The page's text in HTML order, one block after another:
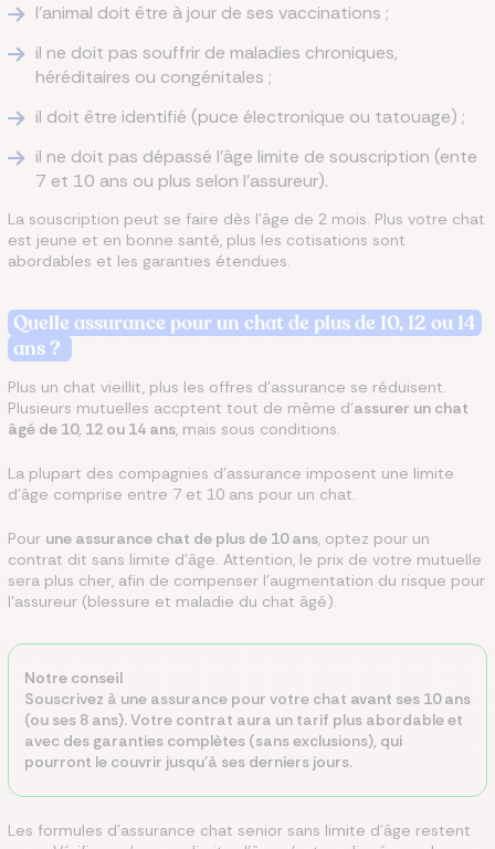
l’animal doit être à jour de ses vaccinations ;
il ne doit pas souffrir de maladies chroniques,
héréditaires ou congénitales ;
il doit être identifié (puce électronique ou tatouage) ;
il ne doit pas dépassé l'âge limite de souscription (ente
7 et 10 ans ou plus selon l'assureur).
La souscription peut se faire dès l’âge de 2 mois. Plus votre chat
est jeune et en bonne santé, plus les cotisations sont
abordables et les garanties étendues.
Quelle assurance pour un chat de plus de 10, 12 ou 14
ans ?
Plus un chat vieillit, plus les offres d’assurance se réduisent.
Plusieurs mutuelles accptent tout de même d'assurer un chat
âgé de 10, 12 ou 14 ans, mais sous conditions.
La plupart des compagnies d’assurance imposent une limite
d’âge comprise entre 7 et 10 ans pour un chat.
Pour une assurance chat de plus de 10 ans, optez pour un
contrat dit sans limite d’âge. Attention, le prix de votre mutuelle
sera plus cher, afin de compenser l'augmentation du risque pour
l'assureur (blessure et maladie du chat âgé).
Notre conseil
Souscrivez à une assurance pour votre chat avant ses 10 ans
(ou ses 8 ans). Votre contrat aura un tarif plus abordable et
avec des garanties complètes (sans exclusions), qui
pourront le couvrir jusqu’à ses derniers jours.
Les formules d'assurance chat senior sans limite d'âge restent